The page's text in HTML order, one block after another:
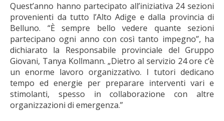
Quest’anno hanno partecipato all’iniziativa 24 sezioni
provenienti da tutto l’Alto Adige e dalla provincia di
Belluno. “È sempre bello vedere quante sezioni
partecipano ogni anno con così tanto impegno”, ha
dichiarato la Responsabile provinciale del Gruppo
Giovani, Tanya Kollmann. „Dietro al servizio 24 ore c’è
un enorme lavoro organizzativo. I tutori dedicano
tempo ed energie per preparare interventi vari e
stimolanti, spesso in collaborazione con altre
organizzazioni di emergenza.”